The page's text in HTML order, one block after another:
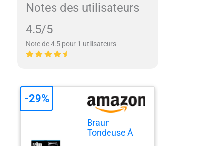
Notes des utilisateurs
4.5/5
Note de 4.5 pour 1 utilisateurs
Braun
Tondeuse À
-29%